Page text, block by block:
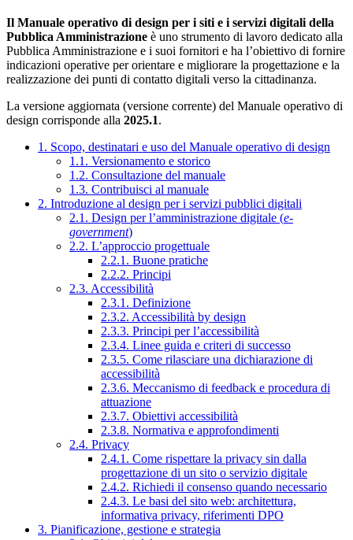
Il Manuale operativo di design per i siti e i servizi digitali della
Pubblica Amministrazione è uno strumento di lavoro dedicato alla
Pubblica Amministrazione e i suoi fornitori e ha l’obiettivo di fornire
indicazioni operative per orientare e migliorare la progettazione e la
realizzazione dei punti di contatto digitali verso la cittadinanza.
La versione aggiornata (versione corrente) del Manuale operativo di
design corrisponde alla 2025.1.
1. Scopo, destinatari e uso del Manuale operativo di design
1.1. Versionamento e storico
1.2. Consultazione del manuale
1.3. Contribuisci al manuale
2. Introduzione al design per i servizi pubblici digitali
2.1. Design per l’amministrazione digitale (e-
government)
2.2. L’approccio progettuale
2.2.1. Buone pratiche
2.2.2. Principi
2.3. Accessibilità
2.3.1. Definizione
2.3.2. Accessibilità by design
2.3.3. Principi per l’accessibilità
2.3.4. Linee guida e criteri di successo
2.3.5. Come rilasciare una dichiarazione di
accessibilità
2.3.6. Meccanismo di feedback e procedura di
attuazione
2.3.7. Obiettivi accessibilità
2.3.8. Normativa e approfondimenti
2.4. Privacy
2.4.1. Come rispettare la privacy sin dalla
progettazione di un sito o servizio digitale
2.4.2. Richiedi il consenso quando necessario
2.4.3. Le basi del sito web: architettura,
informativa privacy, riferimenti DPO
3. Pianificazione, gestione e strategia